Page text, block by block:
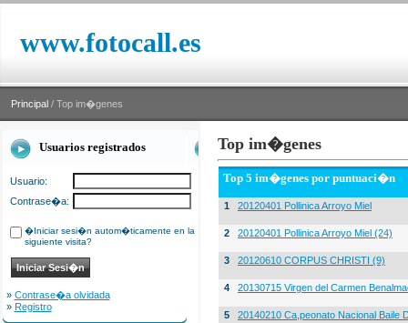
www.fotocall.es
Principal / Top im�genes
Usuarios registrados
Usuario:
Contrase�a:
�Iniciar sesi�n autom�ticamente en la
siguiente visita?
» Contrase�a olvidada
» Registro
Top im�genes
Top 5 im�genes por puntuaci�n
1 20120401 Pollinica Arroyo Miel
2 20120401 Pollinica Arroyo Miel (24)
3 20120610 CORPUS CHRISTI (9)
4 20130715 Virgen del Carmen
5 20140210 Ca,peonato Nacional Baile